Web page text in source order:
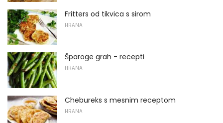
Fritters od tikvica s sirom
HRANA
Šparoge grah - recepti
HRANA
Chebureks s mesnim receptom
HRANA